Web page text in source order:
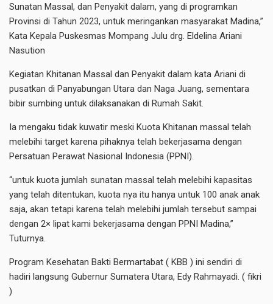
Sunatan Massal, dan Penyakit dalam, yang di programkan
Provinsi di Tahun 2023, untuk meringankan masyarakat Madina,”
Kata Kepala Puskesmas Mompang Julu drg. Eldelina Ariani
Nasution
Kegiatan Khitanan Massal dan Penyakit dalam kata Ariani di
pusatkan di Panyabungan Utara dan Naga Juang, sementara
bibir sumbing untuk dilaksanakan di Rumah Sakit.
Ia mengaku tidak kuwatir meski Kuota Khitanan massal telah
melebihi target karena pihaknya telah bekerjasama dengan
Persatuan Perawat Nasional Indonesia (PPNI).
“untuk kuota jumlah sunatan massal telah melebihi kapasitas
yang telah ditentukan, kuota nya itu hanya untuk 100 anak anak
saja, akan tetapi karena telah melebihi jumlah tersebut sampai
dengan 2× lipat kami bekerjasama dengan PPNI Madina,”
Tuturnya.
Program Kesehatan Bakti Bermartabat ( KBB ) ini sendiri di
hadiri langsung Gubernur Sumatera Utara, Edy Rahmayadi. ( fikri
)